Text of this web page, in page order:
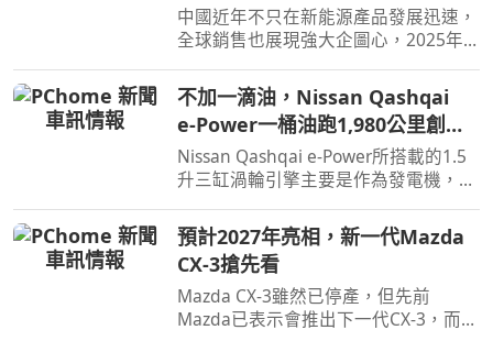
中國近年不只在新能源產品發展迅速，
全球銷售也展現強大企圖心，2025年
汽車品牌全球銷售排名僅有BYD和吉利
進入前10名，不過今年上半年奇瑞也加
入前10名了。
不加一滴油，Nissan Qashqai
e‑Power一桶油跑1,980公里創金
氏世界紀錄
Nissan Qashqai e‑Power所搭載的1.5
升三缸渦輪引擎主要是作為發電機，因
這也讓Qashqai e‑Power擁有高效的里
程表現，日前就創下非純電與PHEV行
駛里程最高金氏世界紀錄…
預計2027年亮相，新一代Mazda
CX-3搶先看
Mazda CX-3雖然已停產，但先前
Mazda已表示會推出下一代CX-3，而就